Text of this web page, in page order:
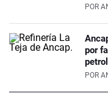
POR
por
POR